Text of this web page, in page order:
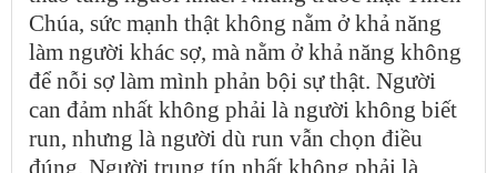
Chúa, sức mạnh thật không nằm ở khả năng
làm người khác sợ, mà nằm ở khả năng không
để nỗi sợ làm mình phản bội sự thật. Người
can đảm nhất không phải là người không biết
run, nhưng là người dù run vẫn chọn điều
đúng. Người trung tín nhất không phải là